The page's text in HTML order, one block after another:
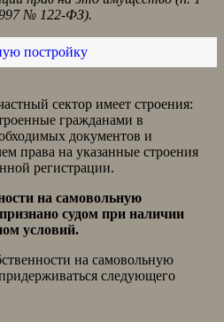
№ 122-ФЗ).
постройку
сектор имеет строения:
гражданами в
документов и
права на указанные строения
регистрации.
на самовольную
судом при наличии
условий.
на самовольную
следующего